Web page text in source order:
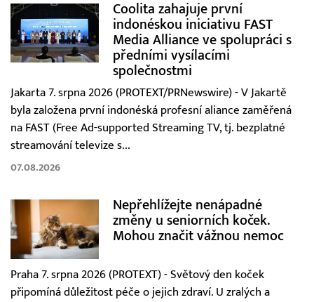
Coolita zahajuje první
indonéskou iniciativu FAST
Media Alliance ve spolupráci s
předními vysílacími
společnostmi
Jakarta 7. srpna 2026 (PROTEXT/PRNewswire) - V Jakartě
byla založena první indonéská profesní aliance zaměřená
na FAST (Free Ad-supported Streaming TV, tj. bezplatné
streamování televize s...
07.08.2026
Nepřehlížejte nenápadné
změny u seniorních koček.
Mohou značit vážnou nemoc
Praha 7. srpna 2026 (PROTEXT) - Světový den koček
připomíná důležitost péče o jejich zdraví. U zralých a